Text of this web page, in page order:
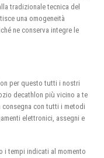
tradizionale tecnica del
una omogeneità
ne conserva integre le
per questo tutti i nostri
decathlon più vicino a te
consegna con tutti i metodi
elettronici, assegni e
i tempi indicati al momento